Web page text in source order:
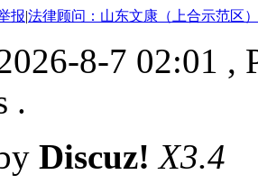
报|法律顾问：山东文康（上合示范区
8-7 02:01 ,
.
Discuz! X3.4